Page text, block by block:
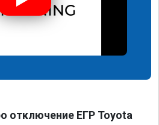
отключение ЕГР Toyota